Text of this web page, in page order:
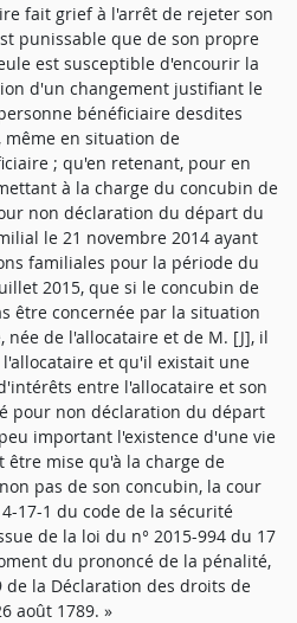
fait grief à l'arrêt de rejeter son
punissable que de son propre
est susceptible d'encourir la
d'un changement justifiant le
bénéficiaire desdites
en situation de
; qu'en retenant, pour en
à la charge du concubin de
non déclaration du départ du
le 21 novembre 2014 ayant
familiales pour la période du
2015, que si le concubin de
être concernée par la situation
de l'allocataire et de M. [J], il
et qu'il existait une
entre l'allocataire et son
pour non déclaration du départ
important l'existence d'une vie
être mise qu'à la charge de
pas de son concubin, la cour
17-1 du code de la sécurité
de la loi du n° 2015-994 du 17
du prononcé de la pénalité,
la Déclaration des droits de
août 1789. »